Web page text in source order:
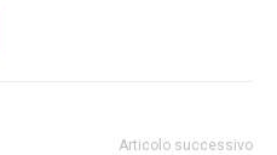
Articolo successivo